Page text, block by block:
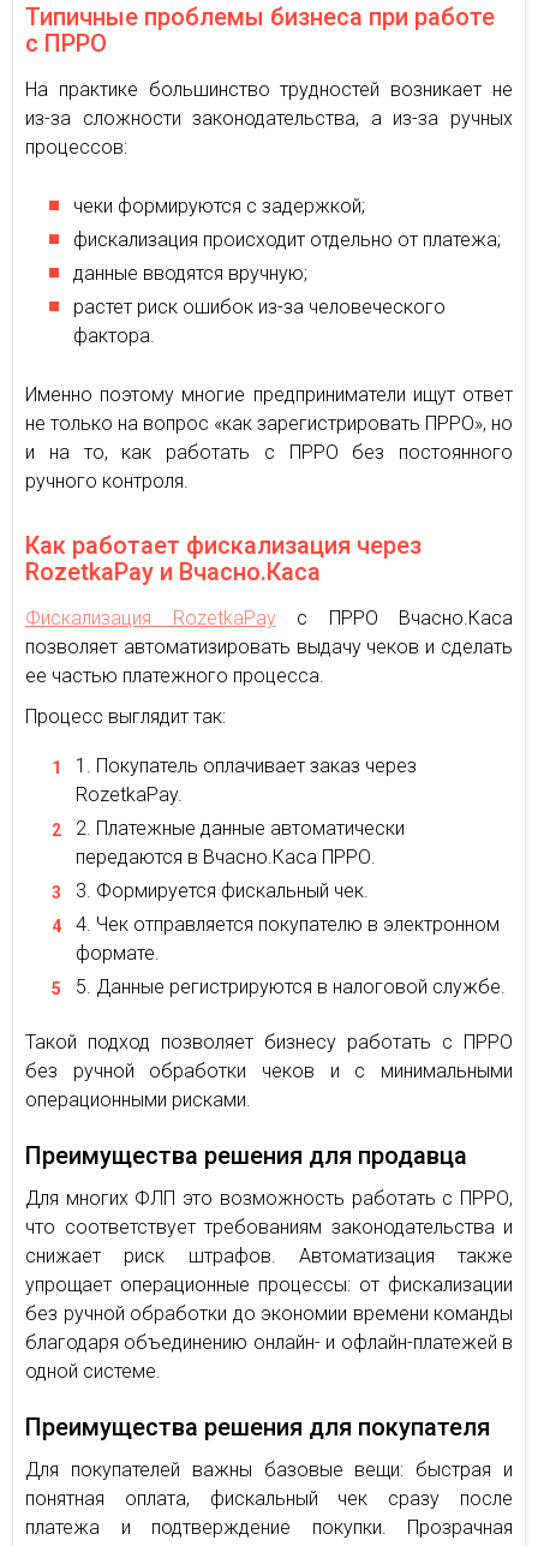
Типичные проблемы бизнеса при работе
с ПРРО
На практике большинство трудностей возникает не
из-за сложности законодательства, а из-за ручных
процессов:
чеки формируются с задержкой;
фискализация происходит отдельно от платежа;
данные вводятся вручную;
растет риск ошибок из-за человеческого
фактора.
Именно поэтому многие предприниматели ищут ответ
не только на вопрос «как зарегистрировать ПРРО», но
и на то, как работать с ПРРО без постоянного
ручного контроля.
Как работает фискализация через
RozetkaPay и Вчасно.Каса
Фискализация RozetkaPayс ПРРО Вчасно.Каса
позволяет автоматизировать выдачу чеков и сделать
ее частью платежного процесса.
Процесс выглядит так:
Покупатель оплачивает заказ через
RozetkaPay.
Платежные данные автоматически
передаются в Вчасно.Каса ПРРО.
Формируется фискальный чек.
Чек отправляется покупателю в электронном
формате.
Данные регистрируются в налоговой службе.
Такой подход позволяет бизнесу работать с ПРРО
без ручной обработки чеков и с минимальными
операционными рисками.
Преимущества решения для продавца
Для многих ФЛП это возможность работать с ПРРО,
что соответствует требованиям законодательства и
снижает риск штрафов. Автоматизация также
упрощает операционные процессы: от фискализации
без ручной обработки до экономии времени команды
благодаря объединению онлайн- и офлайн-платежей в
одной системе.
Преимущества решения для покупателя
Для покупателей важны базовые вещи: быстрая и
понятная оплата, фискальный чек сразу после
платежа и подтверждение покупки. Прозрачная